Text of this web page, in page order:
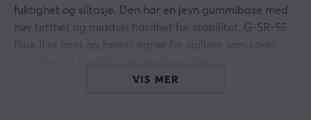
fuktighet og slitasje. Den har en jevn gummibase med
høy tetthet og middels hardhet for stabilitet. G-SR-SE
VIS MER